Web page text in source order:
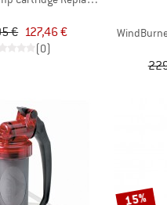
€ 127,46 €
(0)
15%